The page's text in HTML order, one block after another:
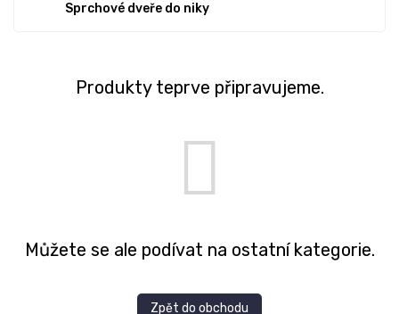
Sprchové dveře do niky
Produkty teprve připravujeme.
Můžete se ale podívat na ostatní kategorie.
Zpět do obchodu